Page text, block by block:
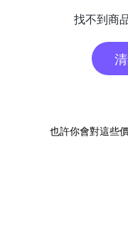
找不到商
也許你會對這些